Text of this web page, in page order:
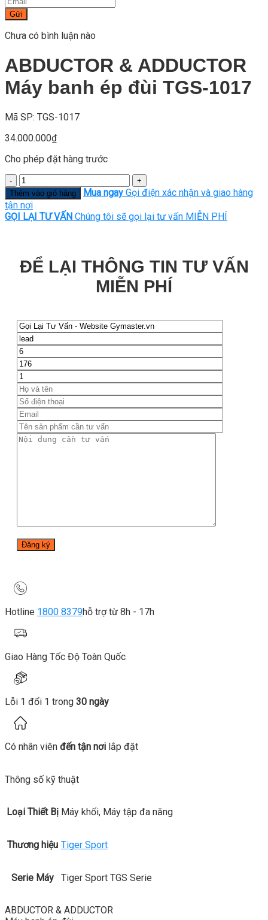
Gửi
Chưa có bình luận nào
ABDUCTOR & ADDUCTOR
Máy banh ép đùi TGS-1017
Mã SP: TGS-1017
34.000.000₫
Cho phép đặt hàng trước
Số
lượng
Thêm vào giỏ hàng Mua ngay Gọi điện xác nhận và giao hàng
tận nơi
GỌI LẠI TƯ VẤN Chúng tôi sẽ gọi lại tư vấn MIỄN PHÍ
ĐỂ LẠI THÔNG TIN TƯ VẤN
MIỄN PHÍ
Hotline 1800 8379hỗ trợ từ 8h - 17h
Giao Hàng Tốc Độ Toàn Quốc
Lỗi 1 đổi 1 trong 30 ngày
Có nhân viên đến tận nơi lắp đặt
Thông số kỹ thuật
Loại Thiết Bị Máy khối, Máy tập đa năng
Thương hiệu Tiger Sport
Serie Máy Tiger Sport TGS Serie
ABDUCTOR & ADDUCTOR